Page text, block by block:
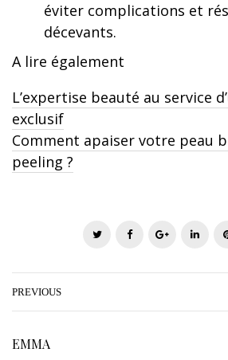
éviter complications et
décevants.
A lire également
L’expertise beauté au service
exclusif
Comment apaiser votre peau
peeling ?
i
t
c
b
o
l
n
e
PREVIOUS
EMMA